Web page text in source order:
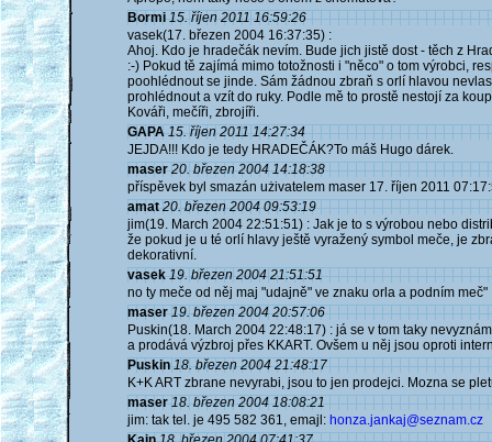
Bormi 15. říjen 2011 16:59:26
vasek(17. březen 2004 16:37:35) :
Ahoj. Kdo je hradečák nevím. Bude jich jistě dost - těch z
:-) Pokud tě zajímá mimo totožnosti i "něco" o tom výrobci,
poohlédnout se jinde. Sám žádnou zbraň s orlí hlavou
prohlédnout a vzít do ruky. Podle mě to prostě nestojí za
Kováři, mečíři, zbrojíři.
GAPA 15. říjen 2011 14:27:34
JEJDA!!! Kdo je tedy HRADEČÁK?To máš Hugo dárek.
maser 20. březen 2004 14:18:38
příspěvek byl smazán użivatelem maser 17. říjen 2011
amat 20. březen 2004 09:53:19
jim(19. March 2004 22:51:51) : Jak je to s výrobou nebo
že pokud je u té orlí hlavy ještě vyražený symbol meče, je
dekorativní.
vasek 19. březen 2004 21:51:51
no ty meče od něj maj "udajně" ve znaku orla a podním meč"
maser 19. březen 2004 20:57:06
Puskin(18. March 2004 22:48:17) : já se v tom taky
a prodává výzbroj přes KKART. Ovšem u něj jsou oproti
Puskin 18. březen 2004 21:48:17
K+K ART zbrane nevyrabi, jsou to jen prodejci. Mozna se
maser 18. březen 2004 18:08:21
jim: tak tel. je 495 582 361, emajl: honza.jankaj@seznam.cz